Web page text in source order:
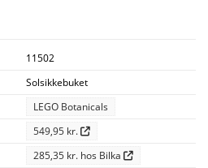
11502
Solsikkebuket
LEGO Botanicals
549,95 kr.
285,35 kr. hos Bilka